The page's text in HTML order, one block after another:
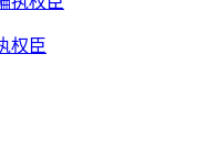
权臣